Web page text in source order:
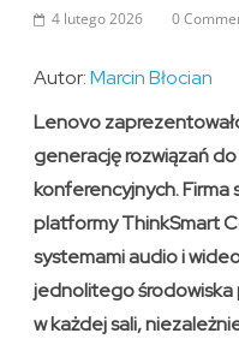
4 lutego 2026 0
Autor:Marcin Błocian
Lenovo
generację rozwiązań
konferencyjnych. Firma
platformy ThinkSmart
systemami audio i
jednolitego środowiska
w każdej sali,